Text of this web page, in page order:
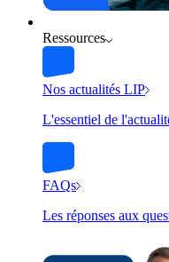
Ressources
Nos actualités LIP
L'essentiel de
FAQs
Les réponses aux